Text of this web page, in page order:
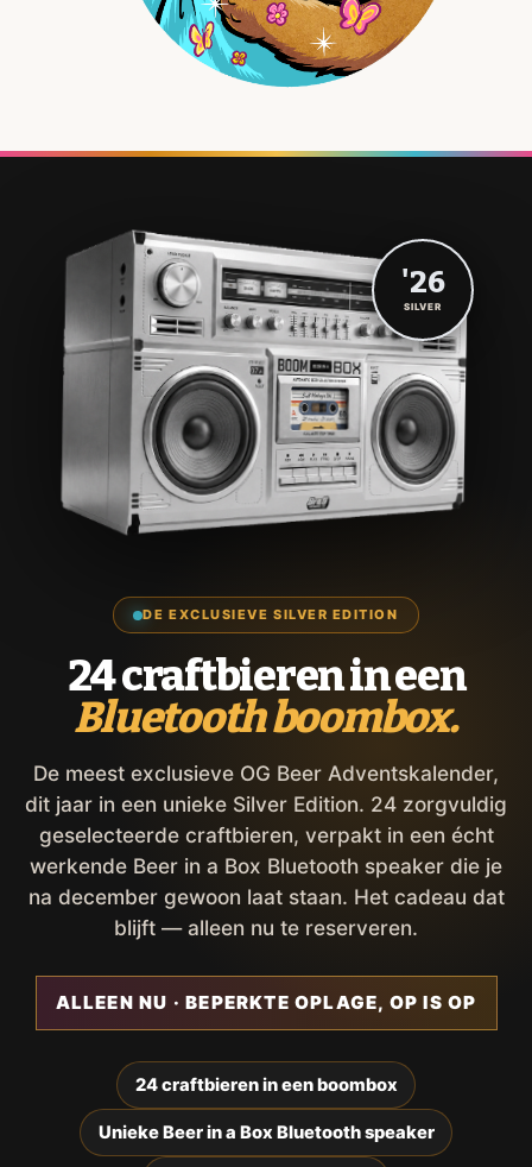
DE EXCLUSIEVE SILVER EDITION
24 craftbieren in een
Bluetooth boombox.
De meest exclusieve OG Beer Adventskalender,
dit jaar in een unieke Silver Edition. 24 zorgvuldig
geselecteerde craftbieren, verpakt in een écht
werkende Beer in a Box Bluetooth speaker die je
na december gewoon laat staan. Het cadeau dat
blijft — alleen nu te reserveren.
ALLEEN NU · BEPERKTE OPLAGE, OP IS OP
24 craftbieren in een boombox
Unieke Beer in a Box Bluetooth speaker
'26
SILVER